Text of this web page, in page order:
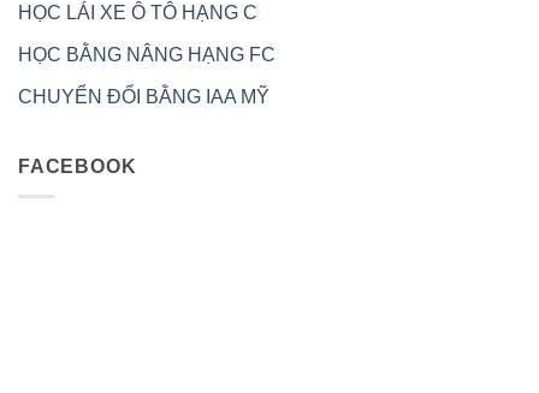
HỌC LÁI XE Ô TÔ HẠNG C
HỌC BẰNG NÂNG HẠNG FC
CHUYỂN ĐỔI BẰNG IAA MỸ
FACEBOOK